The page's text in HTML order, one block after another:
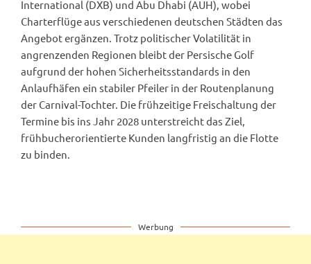
International (DXB) und Abu Dhabi (AUH), wobei
Charterflüge aus verschiedenen deutschen Städten das
Angebot ergänzen. Trotz politischer Volatilität in
angrenzenden Regionen bleibt der Persische Golf
aufgrund der hohen Sicherheitsstandards in den
Anlaufhäfen ein stabiler Pfeiler in der Routenplanung
der Carnival-Tochter. Die frühzeitige Freischaltung der
Termine bis ins Jahr 2028 unterstreicht das Ziel,
frühbucherorientierte Kunden langfristig an die Flotte
zu binden.
Werbung